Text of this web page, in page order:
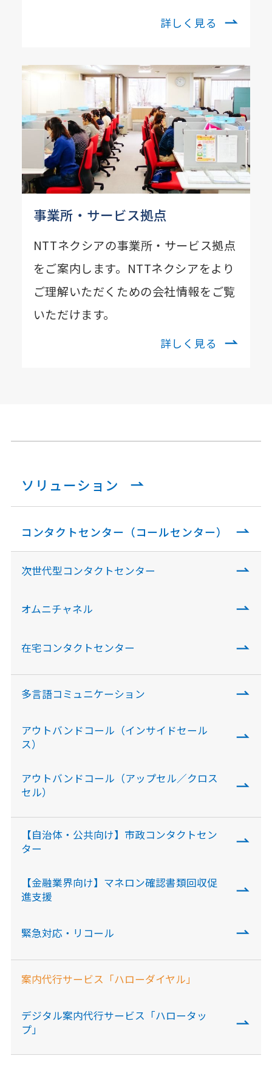
詳しく見る
事業所・サービス拠点
NTTネクシアの事業所・サービス拠点
をご案内します。NTTネクシアをより
ご理解いただくための会社情報をご覧
いただけます。
詳しく見る
ソリューション
コンタクトセンター（コールセンター）
次世代型コンタクトセンター
オムニチャネル
在宅コンタクトセンター
多言語コミュニケーション
アウトバンドコール（インサイドセール
ス）
アウトバンドコール（アップセル／クロス
セル）
【自治体・公共向け】市政コンタクトセン
ター
【金融業界向け】マネロン確認書類回収促
進支援
緊急対応・リコール
案内代行サービス「ハローダイヤル」
デジタル案内代行サービス「ハロータッ
プ」